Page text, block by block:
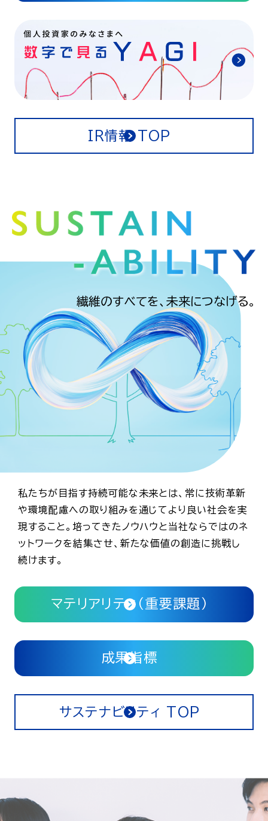
IR情報 TOP
私たちが目指す持続可能な未来とは、常に技術革新
や環境配慮への取り組みを通じてより良い社会を実
現すること。培ってきたノウハウと当社ならではのネ
ットワークを結集させ、新たな価値の創造に挑戦し
続けます。
マテリアリティ（重要課題）
成果指標
サステナビリティ TOP
繊維のすべてを、未来につなげる。